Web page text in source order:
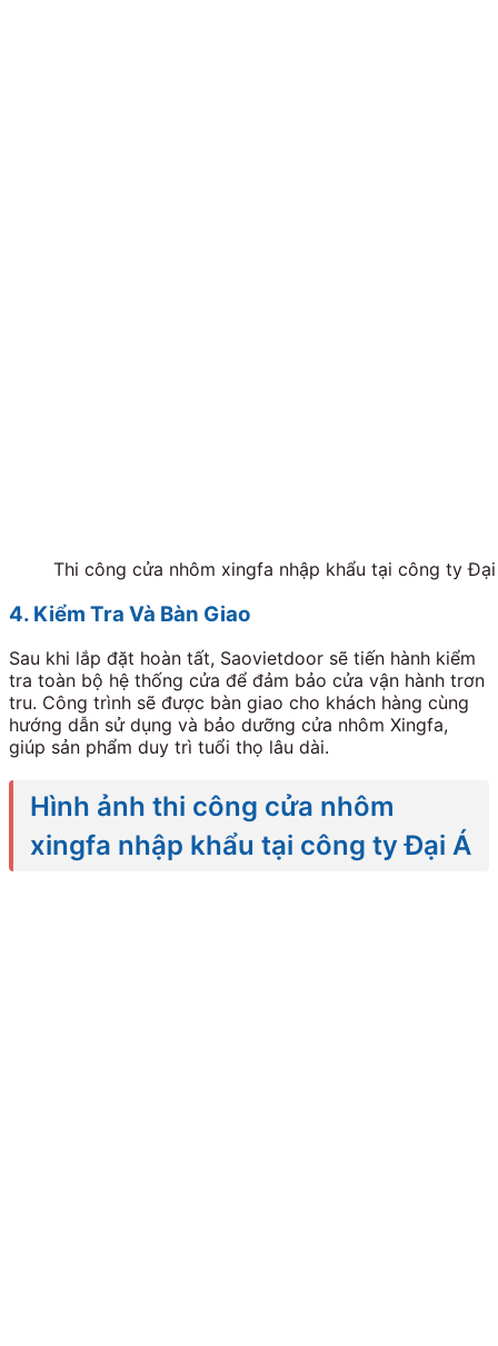
Thi công cửa nhôm xingfa nhập khẩu tại công ty
4. Kiểm Tra Và Bàn Giao
Sau khi lắp đặt hoàn tất, Saovietdoor sẽ tiến hành kiểm
tra toàn bộ hệ thống cửa để đảm bảo cửa vận hành trơn
tru. Công trình sẽ được bàn giao cho khách hàng cùng
hướng dẫn sử dụng và bảo dưỡng cửa nhôm Xingfa,
giúp sản phẩm duy trì tuổi thọ lâu dài.
Hình ảnh thi công cửa nhôm
xingfa nhập khẩu tại công ty Đại Á